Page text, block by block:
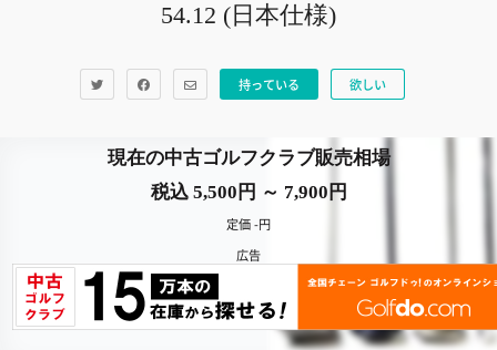
54.12 (日本仕様)
持っている 欲しい
現在の中古ゴルフクラブ販売相場
税込 5,500円 ～ 7,900円
定価 -円
広告